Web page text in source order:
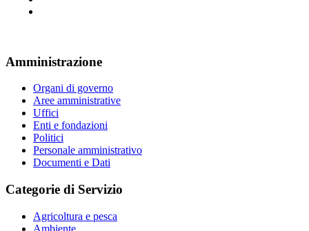
Amministrazione
Organi di governo
Aree amministrative
Uffici
Enti e fondazioni
Politici
Personale amministrativo
Documenti e Dati
Categorie di Servizio
Agricoltura e pesca
Ambiente